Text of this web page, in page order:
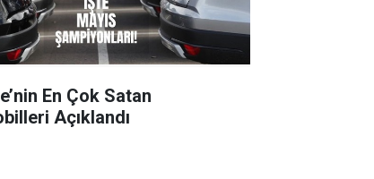
En Çok Satan
Açıklandı